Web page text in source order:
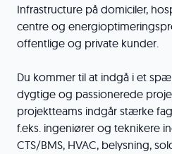
Infrastructure på domiciler,
centre og
offentlige og private kunder.
Du kommer til at indgå i et
dygtige og passionerede
projektteams indgår stærke
f.eks. ingeniører og teknikere
CTS/BMS, HVAC, belysning,